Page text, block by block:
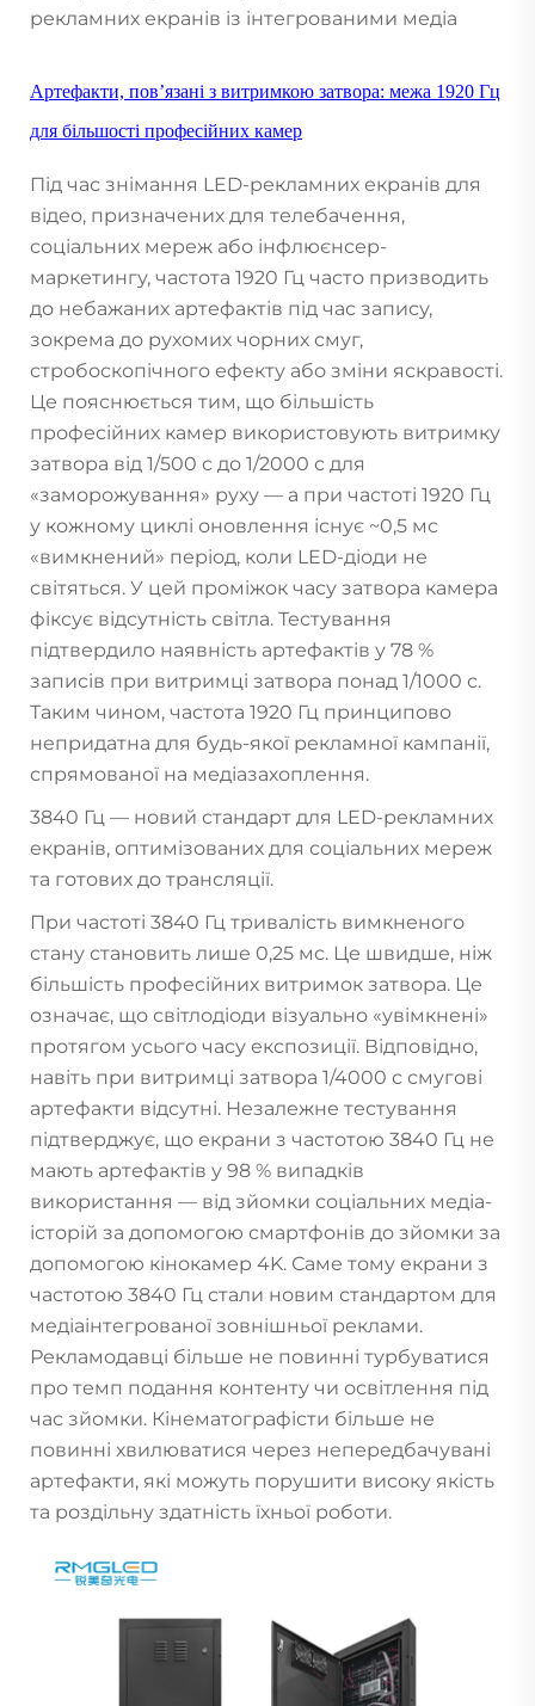
рекламних екранів із інтегрованими медіа
Артефакти, пов’язані з витримкою затвора: межа 1920 Гц
для більшості професійних камер
Під час знімання LED-рекламних екранів для
відео, призначених для телебачення,
соціальних мереж або інфлюєнсер-
маркетингу, частота 1920 Гц часто призводить
до небажаних артефактів під час запису,
зокрема до рухомих чорних смуг,
стробоскопічного ефекту або зміни яскравості.
Це пояснюється тим, що більшість
професійних камер використовують витримку
затвора від 1/500 с до 1/2000 с для
«заморожування» руху — а при частоті 1920 Гц
у кожному циклі оновлення існує ~0,5 мс
«вимкнений» період, коли LED-діоди не
світяться. У цей проміжок часу затвора камера
фіксує відсутність світла. Тестування
підтвердило наявність артефактів у 78 %
записів при витримці затвора понад 1/1000 с.
Таким чином, частота 1920 Гц принципово
непридатна для будь-якої рекламної кампанії,
спрямованої на медіазахоплення.
3840 Гц — новий стандарт для LED-рекламних
екранів, оптимізованих для соціальних мереж
та готових до трансляції.
При частоті 3840 Гц тривалість вимкненого
стану становить лише 0,25 мс. Це швидше, ніж
більшість професійних витримок затвора. Це
означає, що світлодіоди візуально «увімкнені»
протягом усього часу експозиції. Відповідно,
навіть при витримці затвора 1/4000 с смугові
артефакти відсутні. Незалежне тестування
підтверджує, що екрани з частотою 3840 Гц не
мають артефактів у 98 % випадків
використання — від зйомки соціальних медіа-
історій за допомогою смартфонів до зйомки за
допомогою кінокамер 4K. Саме тому екрани з
частотою 3840 Гц стали новим стандартом для
медіаінтегрованої зовнішньої реклами.
Рекламодавці більше не повинні турбуватися
про темп подання контенту чи освітлення під
час зйомки. Кінематографісти більше не
повинні хвилюватися через непередбачувані
артефакти, які можуть порушити високу якість
та роздільну здатність їхньої роботи.